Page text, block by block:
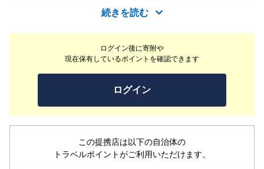
ログイン後に寄附や
現在保有しているポイントを確認できます
ログイン
この提携店は以下の自治体の
トラベルポイントがご利用いただけます。
級のスケールを誇る非日常の楽園。扉を開けば、シックな
空間に映える鮮やかな緑とアニマル柄が、まるで"サファ
リリゾード"のような異世界へと誘う。ここは、小倉にい
ながら都会の夜を感じる場所。ジラフモノクロームで、大
切な人と特別なひとときを。
続きを読む